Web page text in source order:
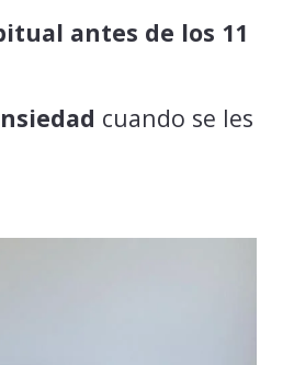
antes de los 11
cuando se les